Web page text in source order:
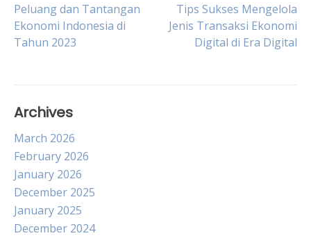
Post
navigation
Peluang dan Tantangan
Ekonomi Indonesia di
Tahun 2023
Tips Sukses Mengelola
Jenis Transaksi Ekonomi
Digital di Era Digital
Archives
March 2026
February 2026
January 2026
December 2025
January 2025
December 2024